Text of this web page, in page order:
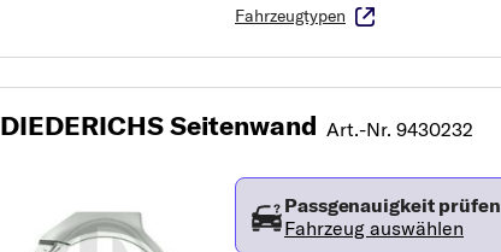
Fahrzeugtypen
DIEDERICHS Seitenwand Art.-Nr. 9430232
Passgenauigkeit prüfen
Fahrzeug auswählen